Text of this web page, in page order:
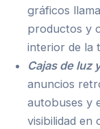
gráficos
productos y
interior de la
Cajas de luz
anuncios
autobuses y
visibilidad en